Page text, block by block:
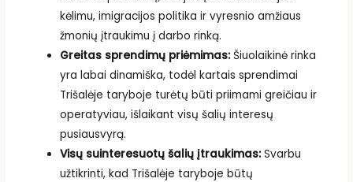
kėlimu, imigracijos politika ir vyresnio amžiaus
žmonių įtraukimu į darbo rinką.
Greitas sprendimų priėmimas:Šiuolaikinė rinka
yra labai dinamiška, todėl kartais sprendimai
Trišalėje taryboje turėtų būti priimami greičiau ir
operatyviau, išlaikant visų šalių interesų
pusiausvyrą.
Visų suinteresuotų šalių įtraukimas:Svarbu
užtikrinti, kad Trišalėje taryboje būtų